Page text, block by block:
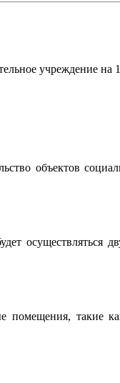
учреждение на
объектов
осуществляться
такие